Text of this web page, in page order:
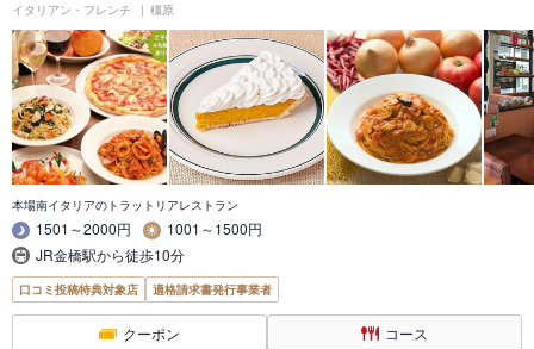
イタリアン・フレンチ 橿原
本場南イタリアのトラットリアレストラン
1501～2000円
1001～1500円
JR金橋駅から徒歩10分
口コミ投稿特典対象店 適格請求書発行事業者
クーポン コース